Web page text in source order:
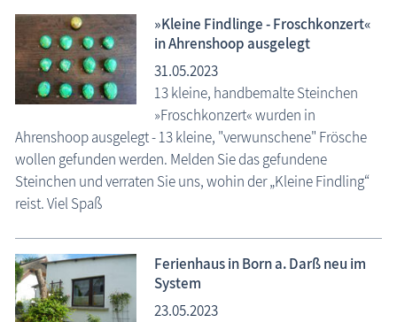
»Kleine Findlinge - Froschkonzert«
in Ahrenshoop ausgelegt
31.05.2023
13 kleine, handbemalte Steinchen
»Froschkonzert« wurden in
Ahrenshoop ausgelegt - 13 kleine, "verwunschene" Frösche
wollen gefunden werden. Melden Sie das gefundene
Steinchen und verraten Sie uns, wohin der „Kleine Findling“
reist. Viel Spaß
Ferienhaus in Born a. Darß neu im
System
23.05.2023